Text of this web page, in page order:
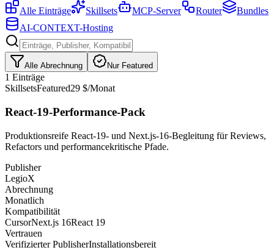
Alle Einträge
Skillsets MCP-Server Router
Bundles
AI-CONTEXT-Hosting
Alle Abrechnung Nur Featured
1 Einträge
SkillsetsFeatured29 $/Monat
React-19-Performance-Pack
Produktionsreife React-19- und Next.js-16-Begleitung für Reviews,
Refactors und performancekritische Pfade.
Publisher
LegioX
Abrechnung
Monatlich
Kompatibilität
CursorNext.js 16React 19
Vertrauen
Verifizierter PublisherInstallationsbereit